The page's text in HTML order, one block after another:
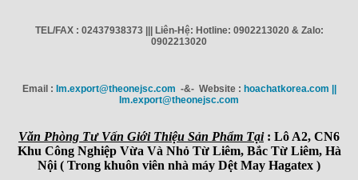
TEL/FAX : 02437938373 ||| Liên-Hệ: Hotline: 0902213020 & Zalo:
0902213020
Email : Im.export@theonejsc.com -&- Website : hoachatkorea.com ||
Im.export@theonejsc.com
Văn Phòng Tư Vấn Giới Thiệu Sản Phẩm Tại: Lô A2, CN6
Khu Công Nghiệp Vừa Và Nhỏ Từ Liêm, Bắc Từ Liêm, Hà
Nội ( Trong khuôn viên nhà máy Dệt May Hagatex )